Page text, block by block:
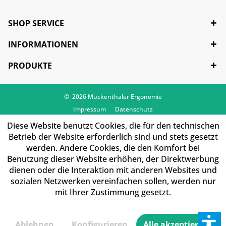
SHOP SERVICE
INFORMATIONEN
PRODUKTE
© 2026 Muckenthaler Ergonomie
Impressum
Datenschutz
Diese Website benutzt Cookies, die für den technischen
Betrieb der Website erforderlich sind und stets gesetzt
werden. Andere Cookies, die den Komfort bei
Benutzung dieser Website erhöhen, der Direktwerbung
dienen oder die Interaktion mit anderen Websites und
sozialen Netzwerken vereinfachen sollen, werden nur
mit Ihrer Zustimmung gesetzt.